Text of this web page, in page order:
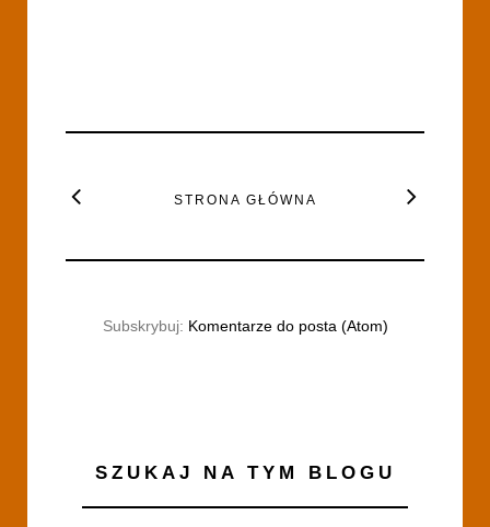
STRONA GŁÓWNA
Subskrybuj: Komentarze do posta (Atom)
SZUKAJ NA TYM BLOGU